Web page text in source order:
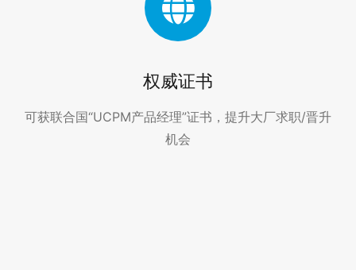
权威证书
可获联合国“UCPM产品经理”证书，提升大厂求职/晋升
机会